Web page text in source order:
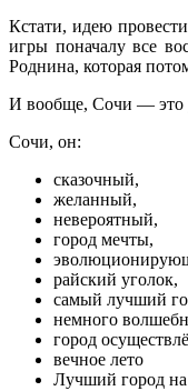
Кстати, идею
игры поначалу все
Роднина, которая
И вообще, Сочи — это
Сочи, он:
сказочный,
желанный,
невероятный,
город мечты,
райский уголок,
самый лучший
немного
город
вечное лето
Лучший город